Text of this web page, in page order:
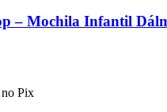
– Mochila Infantil
no Pix